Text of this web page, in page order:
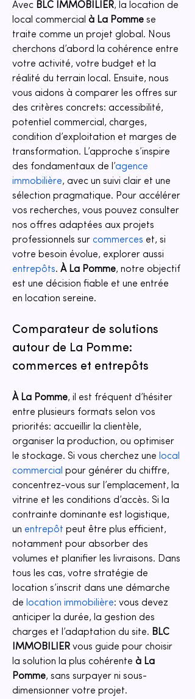
Avec BLC IMMOBILIER, la location de
local commercial à La Pomme se
traite comme un projet global. Nous
cherchons d’abord la cohérence entre
votre activité, votre budget et la
réalité du terrain local. Ensuite, nous
vous aidons à comparer les offres sur
des critères concrets: accessibilité,
potentiel commercial, charges,
condition d’exploitation et marges de
transformation. L’approche s’inspire
des fondamentaux de l’agence
immobilière, avec un suivi clair et une
sélection pragmatique. Pour accélérer
vos recherches, vous pouvez consulter
nos offres adaptées aux projets
professionnels sur commerces et, si
votre besoin évolue, explorer aussi
entrepôts. À La Pomme, notre objectif
est une décision fiable et une entrée
en location sereine.
Comparateur de solutions
autour de La Pomme:
commerces et entrepôts
À La Pomme, il est fréquent d’hésiter
entre plusieurs formats selon vos
priorités: accueillir la clientèle,
organiser la production, ou optimiser
le stockage. Si vous cherchez une local
commercial pour générer du chiffre,
concentrez-vous sur l’emplacement, la
vitrine et les conditions d’accès. Si la
contrainte dominante est logistique,
un entrepôt peut être plus efficient,
notamment pour absorber des
volumes et planifier les livraisons. Dans
tous les cas, votre stratégie de
location s’inscrit dans une démarche
de location immobilière: vous devez
anticiper la durée, la gestion des
charges et l’adaptation du site. BLC
IMMOBILIER vous guide pour choisir
la solution la plus cohérente à La
Pomme, sans surpayer ni sous-
dimensionner votre projet.